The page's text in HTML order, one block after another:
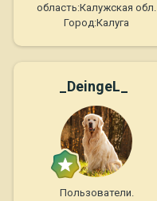
область:Калужская обл.
Город:Калуга
_DeingeL_
Пользователи.